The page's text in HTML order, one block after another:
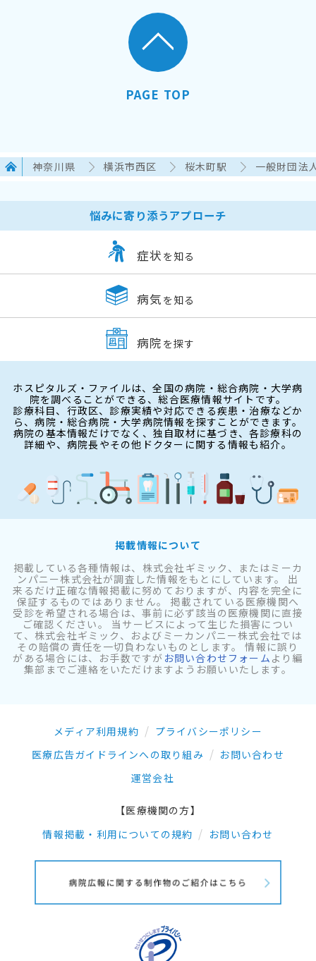
PAGE TOP
神奈川県 横浜市西区 桜木町駅 一般財団法
悩みに寄り添うアプローチ
症状 を知る
病気 を知る
病院 を探す
ホスピタルズ・ファイルは、全国の病院・総合病院・大学病
院を調べることができる、総合医療情報サイトです。
診療科目、行政区、診療実績や対応できる疾患・治療などか
ら、病院・総合病院・大学病院情報を探すことができます。
病院の基本情報だけでなく、独自取材に基づき、各診療科の
詳細や、病院長やその他ドクターに関する情報も紹介。
掲載情報について
掲載している各種情報は、株式会社ギミック、またはミーカ
ンパニー株式会社が調査した情報をもとにしています。 出
来るだけ正確な情報掲載に努めておりますが、内容を完全に
保証するものではありません。 掲載されている医療機関へ
受診を希望される場合は、事前に必ず該当の医療機関に直接
ご確認ください。 当サービスによって生じた損害につい
て、株式会社ギミック、およびミーカンパニー株式会社では
その賠償の責任を一切負わないものとします。 情報に誤り
がある場合には、お手数ですが お問い合わせフォーム より編
集部までご連絡をいただけますようお願いいたします。
メディア利用規約
プライバシーポリシー
医療広告ガイドラインへの取り組み
お問い合わせ
運営会社
【医療機関の方】
情報掲載・利用についての規約
お問い合わせ